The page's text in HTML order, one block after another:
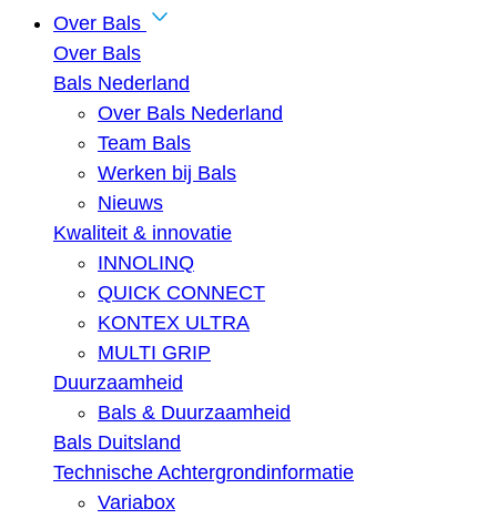
Over Bals
Over Bals
Bals Nederland
Over Bals Nederland
Team Bals
Werken bij Bals
Nieuws
Kwaliteit & innovatie
INNOLINQ
QUICK CONNECT
KONTEX ULTRA
MULTI GRIP
Duurzaamheid
Bals & Duurzaamheid
Bals Duitsland
Technische Achtergrondinformatie
Variabox